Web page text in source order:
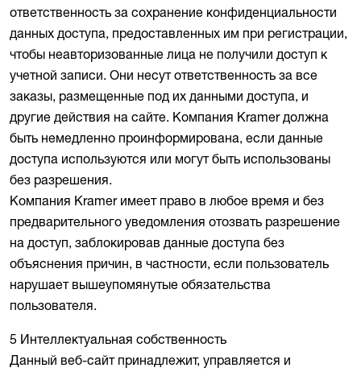
ответственность за сохранение конфиденциальности
данных доступа, предоставленных им при регистрации,
чтобы неавторизованные лица не получили доступ к
учетной записи. Они несут ответственность за все
заказы, размещенные под их данными доступа, и
другие действия на сайте. Компания Kramer должна
быть немедленно проинформирована, если данные
доступа используются или могут быть использованы
без разрешения.
Компания Kramer имеет право в любое время и без
предварительного уведомления отозвать разрешение
на доступ, заблокировав данные доступа без
объяснения причин, в частности, если пользователь
нарушает вышеупомянутые обязательства
пользователя.
5 Интеллектуальная собственность
Данный веб-сайт принадлежит, управляется и